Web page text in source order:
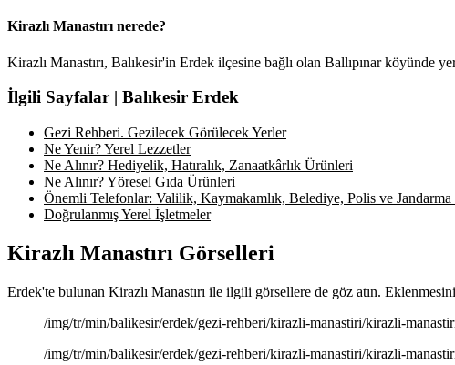
Kirazlı Manastırı nerede?
Kirazlı Manastırı, Balıkesir'in Erdek ilçesine bağlı olan Ballıpınar
İlgili Sayfalar | Balıkesir Erdek
Gezi Rehberi. Gezilecek Görülecek Yerler
Ne Yenir? Yerel Lezzetler
Ne Alınır? Hediyelik, Hatıralık, Zanaatkârlık Ürünleri
Ne Alınır? Yöresel Gıda Ürünleri
Önemli Telefonlar: Valilik, Kaymakamlık, Belediye, Polis ve
Doğrulanmış Yerel İşletmeler
Kirazlı Manastırı Görselleri
Erdek'te bulunan Kirazlı Manastırı ile ilgili görsellere de göz atın.
/img/tr/min/balikesir/erdek/gezi-rehberi/kirazli-manastiri/kirazli-
/img/tr/min/balikesir/erdek/gezi-rehberi/kirazli-manastiri/kirazli-